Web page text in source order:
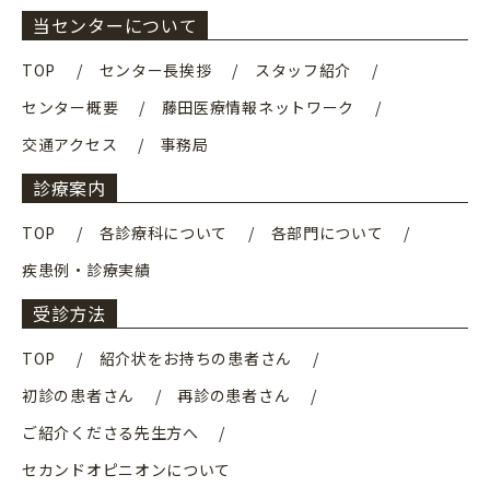
当センターについて
TOP センター長挨拶
スタッフ紹介
センター概要
藤田医療情報ネットワーク
交通アクセス
事務局
診療案内
TOP 各診療科について
各部門について
疾患例・診療実績
受診方法
TOP
紹介状をお持ちの患者さん
初診の患者さん
再診の患者さん
ご紹介くださる先生方へ
セカンドオピニオンについて